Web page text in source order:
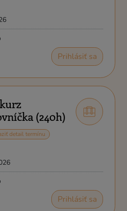
Prihlásiť sa
(240h)
detail termínu
Prihlásiť sa